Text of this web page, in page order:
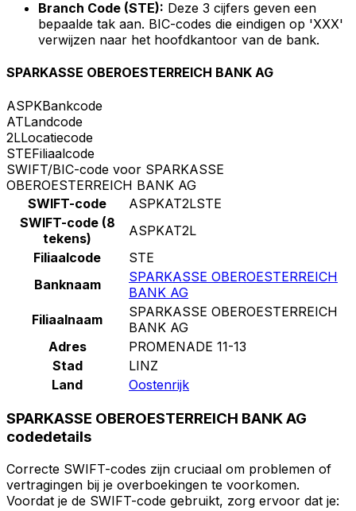
Branch Code (STE): Deze 3 cijfers geven een
bepaalde tak aan. BIC-codes die eindigen op 'XXX'
verwijzen naar het hoofdkantoor van de bank.
SPARKASSE OBEROESTERREICH BANK AG
ASPKBankcode
ATLandcode
2LLocatiecode
STEFiliaalcode
SWIFT/BIC-code voor SPARKASSE
OBEROESTERREICH BANK AG
SWIFT-code
ASPKAT2LSTE
SWIFT-code (8
tekens)
ASPKAT2L
Filiaalcode
STE
Banknaam
SPARKASSE OBEROESTERREICH
BANK AG
Filiaalnaam
SPARKASSE OBEROESTERREICH
BANK AG
Adres
PROMENADE 11-13
Stad
LINZ
Land
Oostenrijk
SPARKASSE OBEROESTERREICH BANK AG
codedetails
Correcte SWIFT-codes zijn cruciaal om problemen of
vertragingen bij je overboekingen te voorkomen.
Voordat je de SWIFT-code gebruikt, zorg ervoor dat je: